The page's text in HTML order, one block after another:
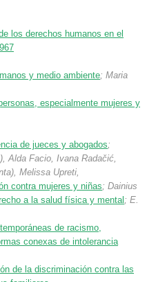
los derechos humanos en el
y medio ambiente; Maria
especialmente mujeres y
de jueces y abogados;
Alda Facio, Ivana Radačić,
Melissa Upreti,
contra mujeres y niñas; Dainius
a la salud física y mental; E.
de racismo,
conexas de intolerancia
de la discriminación contra las